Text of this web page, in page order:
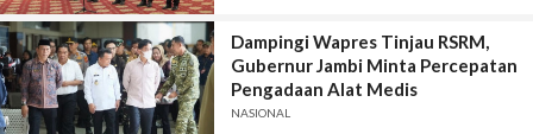
Dampingi Wapres Tinjau RSRM,
Gubernur Jambi Minta Percepatan
Pengadaan Alat Medis
NASIONAL